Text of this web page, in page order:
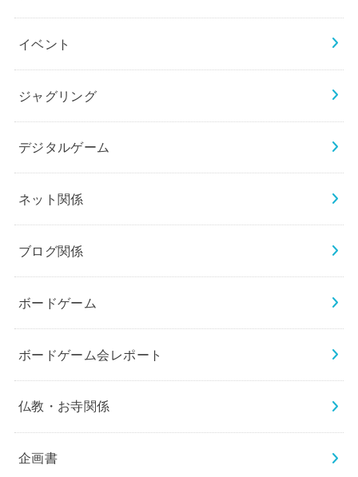
イベント
ジャグリング
デジタルゲーム
ネット関係
ブログ関係
ボードゲーム
ボードゲーム会レポート
仏教・お寺関係
企画書